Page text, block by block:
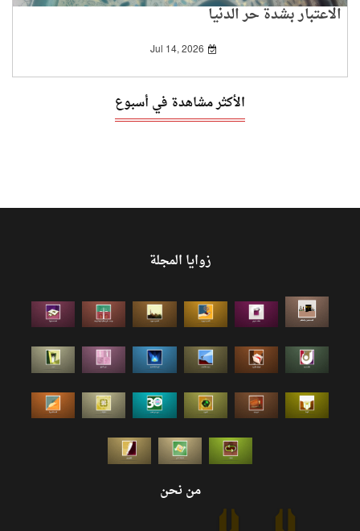
الاعتبار بشدة حر الدنيا
Jul 14, 2026
الأكثر مشاهدة في أسبوع
زوايا المجلة
من نحن